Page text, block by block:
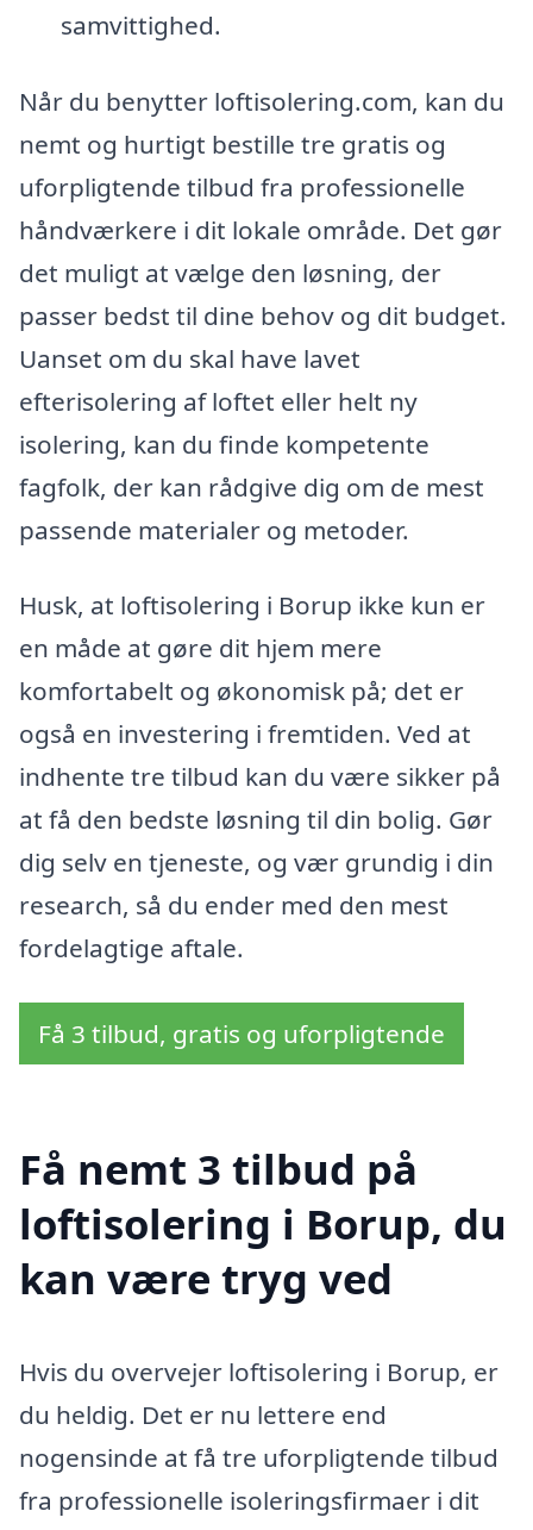
samvittighed.
Når du benytter loftisolering.com, kan du
nemt og hurtigt bestille tre gratis og
uforpligtende tilbud fra professionelle
håndværkere i dit lokale område. Det gør
det muligt at vælge den løsning, der
passer bedst til dine behov og dit budget.
Uanset om du skal have lavet
efterisolering af loftet eller helt ny
isolering, kan du finde kompetente
fagfolk, der kan rådgive dig om de mest
passende materialer og metoder.
Husk, at loftisolering i Borup ikke kun er
en måde at gøre dit hjem mere
komfortabelt og økonomisk på; det er
også en investering i fremtiden. Ved at
indhente tre tilbud kan du være sikker på
at få den bedste løsning til din bolig. Gør
dig selv en tjeneste, og vær grundig i din
research, så du ender med den mest
fordelagtige aftale.
Få 3 tilbud, gratis og uforpligtende
Få nemt 3 tilbud på
loftisolering i Borup, du
kan være tryg ved
Hvis du overvejer loftisolering i Borup, er
du heldig. Det er nu lettere end
nogensinde at få tre uforpligtende tilbud
fra professionelle isoleringsfirmaer i dit